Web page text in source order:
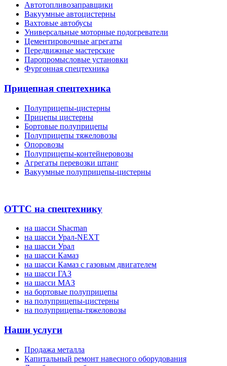
Автотопливозаправщики
Вакуумные автоцистерны
Вахтовые автобусы
Универсальные моторные подогреватели
Цементировочные агрегаты
Передвижные мастерские
Паропромысловые установки
Фургонная спецтехника
Прицепная спецтехника
Полуприцепы-цистерны
Прицепы цистерны
Бортовые полуприцепы
Полуприцепы тяжеловозы
Опоровозы
Полуприцепы-контейнеровозы
Агрегаты перевозки штанг
Вакуумные полуприцепы-цистерны
ОТТС на спецтехнику
на шасси Shacman
на шасси Урал-NEXT
на шасси Урал
на шасси Камаз
на шасси Камаз с газовым двигателем
на шасси ГАЗ
на шасси МАЗ
на бортовые полуприцепы
на полуприцепы-цистерны
на полуприцепы-тяжеловозы
Наши услуги
Продажа металла
Капитальный ремонт навесного оборудования